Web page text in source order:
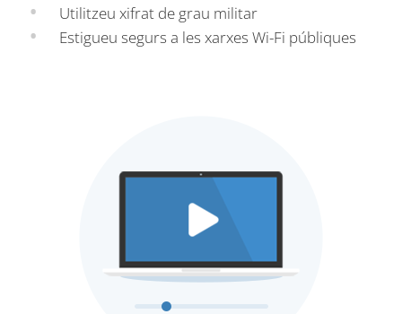
Utilitzeu xifrat de grau militar
Estigueu segurs a les xarxes Wi-Fi públiques